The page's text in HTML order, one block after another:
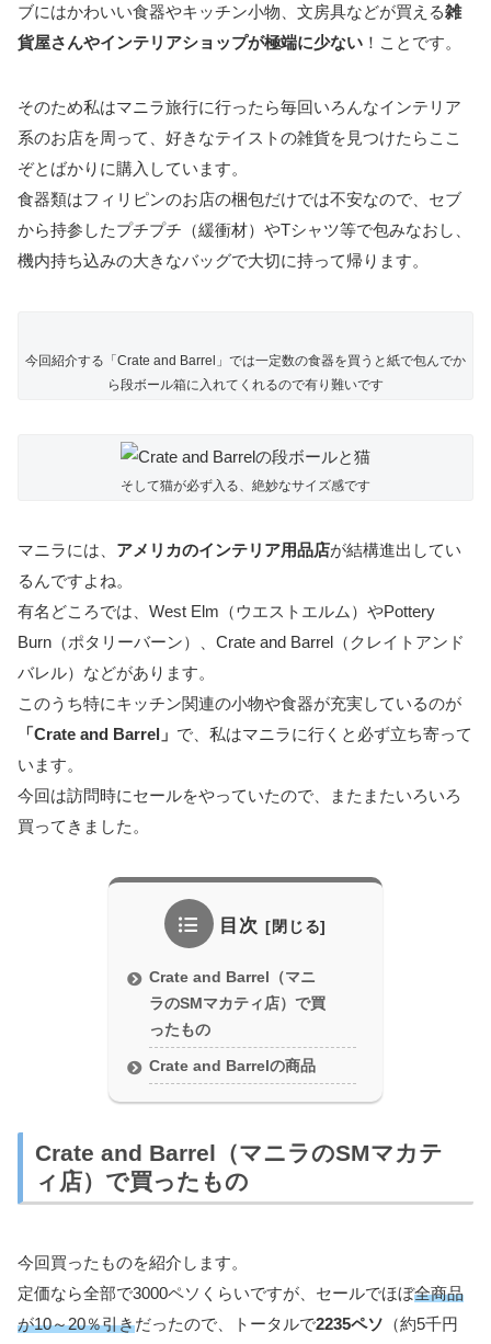
ブにはかわいい食器やキッチン小物、文房具などが買える雑
貨屋さんやインテリアショップが極端に少ない ！ことです。
そのため私はマニラ旅行に行ったら毎回いろんなインテリア
系のお店を周って、好きなテイストの雑貨を見つけたらここ
ぞとばかりに購入しています。
食器類はフィリピンのお店の梱包だけでは不安なので、セブ
から持参したプチプチ（緩衝材）やTシャツ等で包みなおし、
機内持ち込みの大きなバッグで大切に持って帰ります。
今回紹介する「Crate and Barrel」では一定数の食器を買うと紙で包んでか
ら段ボール箱に入れてくれるので有り難いです
そして猫が必ず入る、絶妙なサイズ感です
マニラには、 アメリカのインテリア用品店が結構進出してい
るんですよね。
有名どころでは、West Elm（ウエストエルム）やPottery
Burn（ポタリーバーン）、Crate and Barrel（クレイトアンド
バレル）などがあります。
このうち特にキッチン関連の小物や食器が充実しているのが
「Crate and Barrel」 で、私はマニラに行くと必ず立ち寄って
います。
今回は訪問時にセールをやっていたので、またまたいろいろ
買ってきました。
目次
Crate and Barrel（マニ
ラのSMマカティ店）で買
ったもの
Crate and Barrelの商品
Crate and Barrel（マニラのSMマカテ
ィ店）で買ったもの
今回買ったものを紹介します。
定価なら全部で3000ペソくらいですが、セールでほぼ全商品
が10～20％引きだったので、トータルで2235ペソ （約5千円